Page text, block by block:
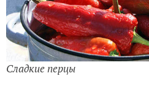
Сладкие перцы